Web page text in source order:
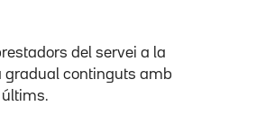
del servei a la
gradual continguts amb